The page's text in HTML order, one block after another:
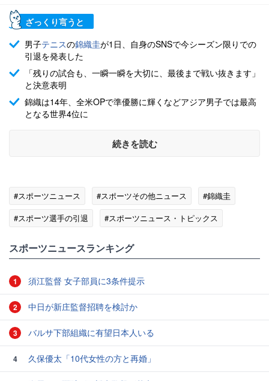
ざっくり言うと
男子テニスの錦織圭が1日、自身のSNSで今シーズン限りでの
引退を発表した
「残りの試合も、一瞬一瞬を大切に、最後まで戦い抜きます」
と決意表明
錦織は14年、全米OPで準優勝に輝くなどアジア男子では最高
となる世界4位に
続きを読む
#スポーツニュース #スポーツその他ニュース
#錦織圭
#スポーツ選手の引退
#スポーツニュース・トピックス
スポーツニュースランキング
1 須江監督 女子部員に3条件提示
2 中日が新庄監督招聘を検討か
3 バルサ下部組織に有望日本人いる
4 久保優太「10代女性の方と再婚」